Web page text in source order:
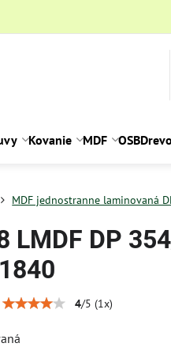
Kovanie MDF OSB
MDF jednostranne laminovaná
LMDF DP
4/5 (1x)